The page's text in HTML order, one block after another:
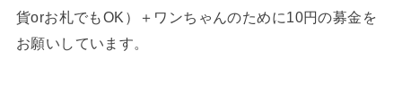
貨orお札でもOK）＋ワンちゃんのために10円の募金を
お願いしています。